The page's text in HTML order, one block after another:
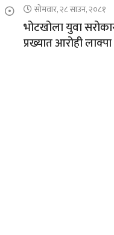
सोमवार, २८ साउन, २०८१
भोटखोला युवा
प्रख्यात आरोही